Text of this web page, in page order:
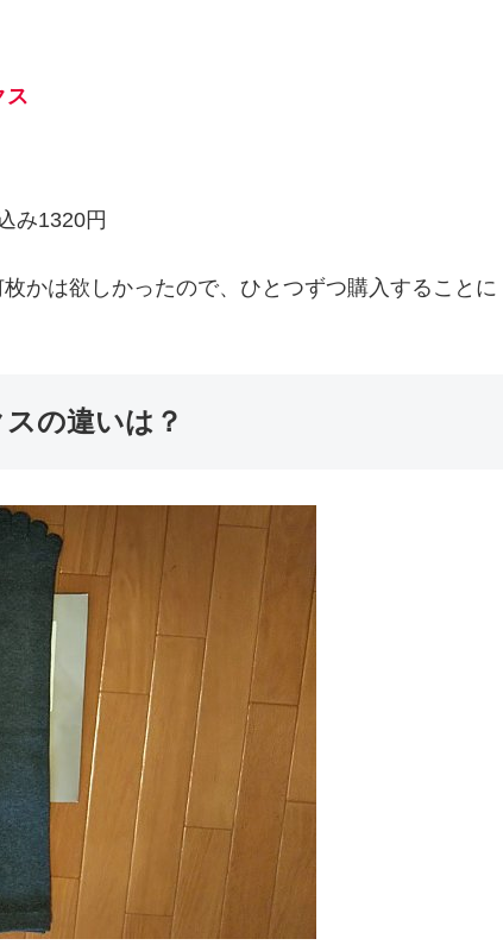
ス
み1320円
かは欲しかったので、ひとつずつ購入することに
の違いは？